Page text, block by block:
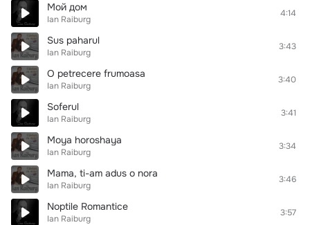
Мой дом
Ian Raiburg
4:14
Sus paharul
Ian Raiburg
3:43
O petrecere frumoasa
Ian Raiburg
3:40
Soferul
Ian Raiburg
3:41
Moya horoshaya
Ian Raiburg
3:34
Mama, ti-am adus o nora
Ian Raiburg
3:46
Noptile Romantice
Ian Raiburg
3:57